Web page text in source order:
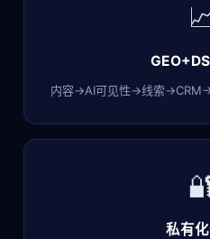
内容→AI可见性→线索
私有